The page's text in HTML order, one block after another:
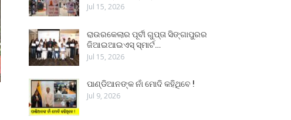
Jul 15, 2026
ରାଉରକେଲାର ପୂର୍ବୀ ଗୁପ୍ତା ସିଙ୍ଗାପୁରର
ଜିଆଇଆଇଏସ୍ ସ୍ମାର୍ଟ…
Jul 15, 2026
ପାଣ୍ଡିଆନଙ୍କ ନାଁ ମୋଦି କହିଥିବେ !
Jul 9, 2026